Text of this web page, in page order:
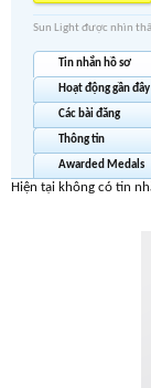
Sun Light được nhìn
Tin nhắn hồ sơ
Hoạt động gần đây
Các bài đăng
Thông tin
Awarded Medals
Hiện tại không có tin